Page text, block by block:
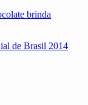
brinda
de Brasil 2014